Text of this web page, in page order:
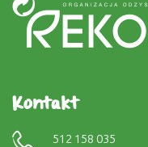
Kontakt
512 158 035